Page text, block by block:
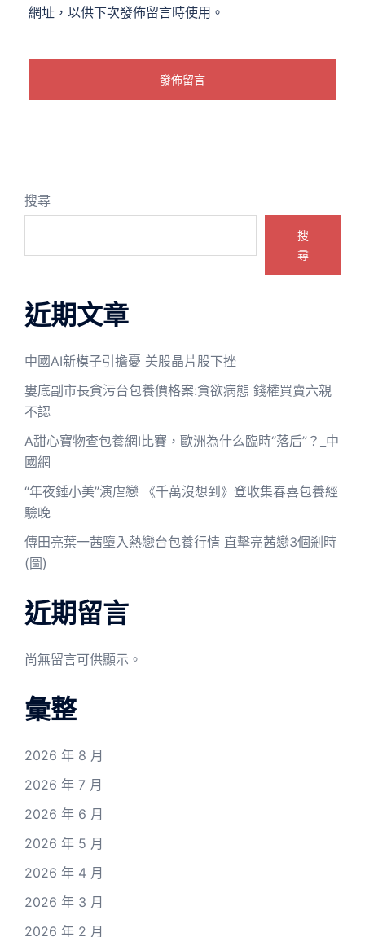
網址，以供下次發佈留言時使用。
搜尋
搜
尋
近期文章
中國AI新模子引擔憂 美股晶片股下挫
婁底副市長貪污台包養價格案:貪欲病態 錢權買賣六親
不認
A甜心寶物查包養網I比賽，歐洲為什么臨時“落后”？_中
國網
“年夜錘小美”演虐戀 《千萬沒想到》登收集春喜包養經
驗晚
傳田亮葉一茜墮入熱戀台包養行情 直擊亮茜戀3個剎時
(圖)
近期留言
尚無留言可供顯示。
彙整
2026 年 8 月
2026 年 7 月
2026 年 6 月
2026 年 5 月
2026 年 4 月
2026 年 3 月
2026 年 2 月